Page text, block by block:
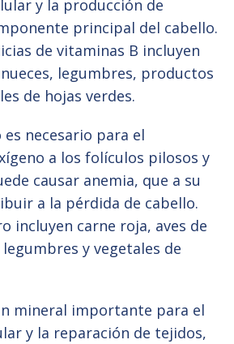
y la producción de
principal del cabello.
de vitaminas B incluyen
legumbres, productos
de hojas verdes.
es necesario para el
a los folículos pilosos y
causar anemia, que a su
a la pérdida de cabello.
incluyen carne roja, aves de
y vegetales de
mineral importante para el
y la reparación de tejidos,